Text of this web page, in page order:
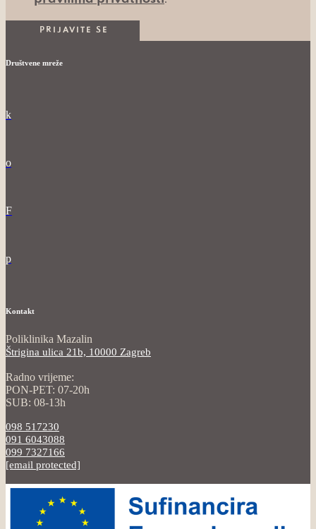
Društvene mreže
k
o
F
p
Kontakt
Poliklinika Mazalin
Štrigina ulica 21b, 10000 Zagreb
Radno vrijeme:
PON-PET: 07-20h
SUB: 08-13h
098 517230
091 6043088
099 7327166
[email protected]